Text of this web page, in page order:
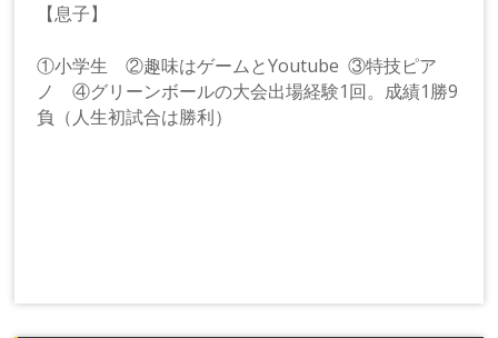
【息子】
①小学生 ②趣味はゲームとYoutube ③特技ピア
ノ ④グリーンボールの大会出場経験1回。成績1勝9
負（人生初試合は勝利）